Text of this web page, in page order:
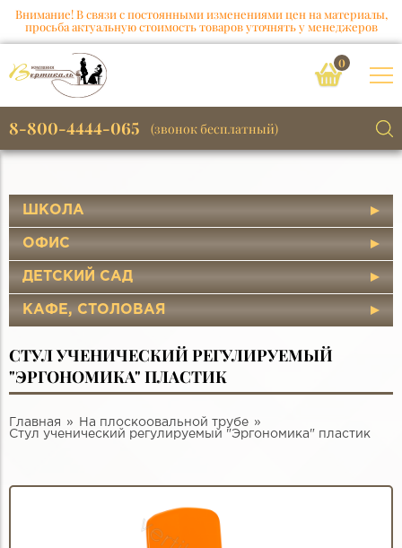
Внимание! В связи с постоянными изменениями цен на материалы,
просьба актуальную стоимость товаров уточнять у менеджеров
0
8-800-4444-065 (звонок бесплатный)
ШКОЛА
ОФИС
ДЕТСКИЙ САД
КАФЕ, СТОЛОВАЯ
СТУЛ УЧЕНИЧЕСКИЙ РЕГУЛИРУЕМЫЙ
"ЭРГОНОМИКА" ПЛАСТИК
Главная
На плоскоовальной трубе
Стул ученический регулируемый "Эргономика" пластик